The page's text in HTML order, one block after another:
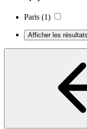
Paris (1)
Afficher les résultats